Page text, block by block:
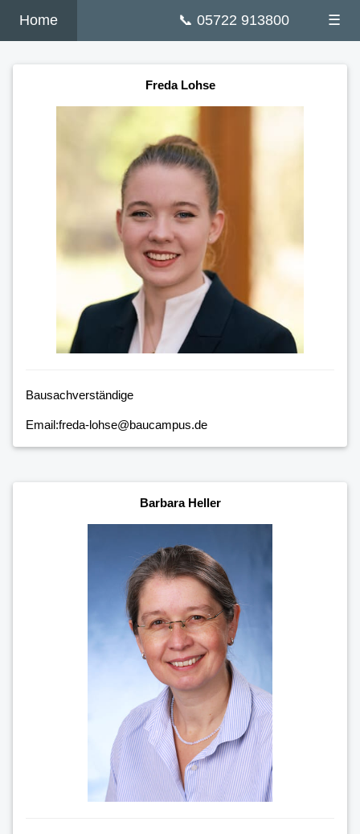
☰
📞 05722 913800
Home
Freda Lohse
Bausachverständige
Email:freda-lohse@baucampus.de
Barbara Heller